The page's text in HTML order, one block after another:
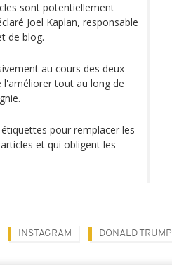
sont potentiellement
Joel Kaplan, responsable
de blog.
au cours des deux
tout au long de
pour remplacer les
et qui obligent les
INSTAGRAM DONALD TRUMP